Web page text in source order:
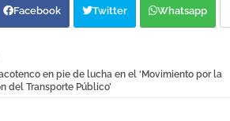
Facebook Twitter Whatsapp
en pie de lucha en el ‘Movimiento por la
del Transporte Público’